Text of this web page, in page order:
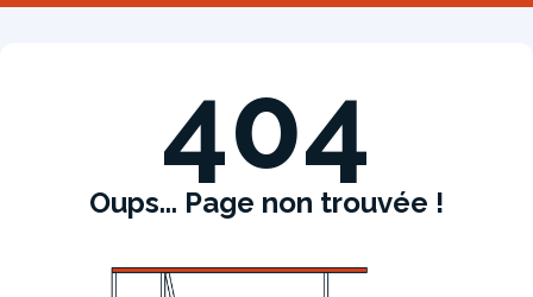
Tous Bureau
404
Oups... Page non trouvée !